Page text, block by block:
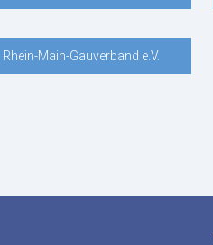
Rhein-Main-Gauverband e.V.